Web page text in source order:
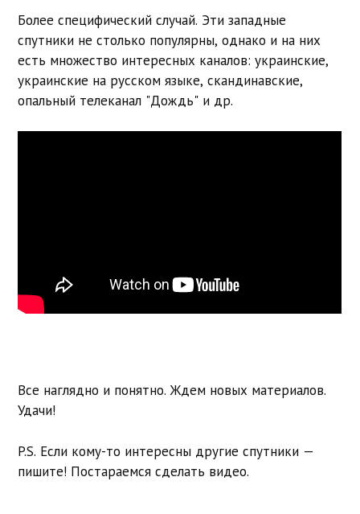
Более специфический случай. Эти западные
спутники не столько популярны, однако и на них
есть множество интересных каналов: украинские,
украинские на русском языке, скандинавские,
опальный телеканал "Дождь" и др.
Все наглядно и понятно. Ждем новых материалов.
Удачи!
P.S. Если кому-то интересны другие спутники —
пишите! Постараемся сделать видео.